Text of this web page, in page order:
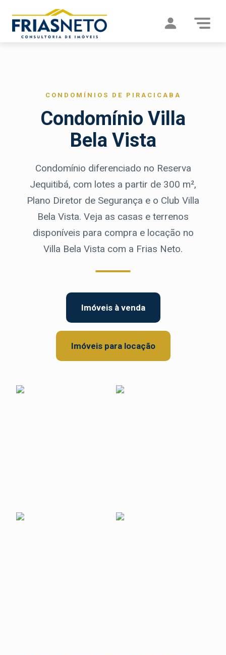
CONDOMÍNIOS DE PIRACICABA
Condomínio Villa
Bela Vista
Condomínio diferenciado no Reserva
Jequitibá, com lotes a partir de 300 m²,
Plano Diretor de Segurança e o Club Villa
Bela Vista. Veja as casas e terrenos
disponíveis para compra e locação no
Villa Bela Vista com a Frias Neto.
Imóveis à venda
Imóveis para locação